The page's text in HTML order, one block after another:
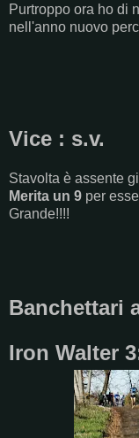
Purtroppo ora ho di
nell'anno nuovo
Vice : s.v.
Stavolta è assente
Merita un 9 per
Grande!!!!
Banchettari
Iron Walter